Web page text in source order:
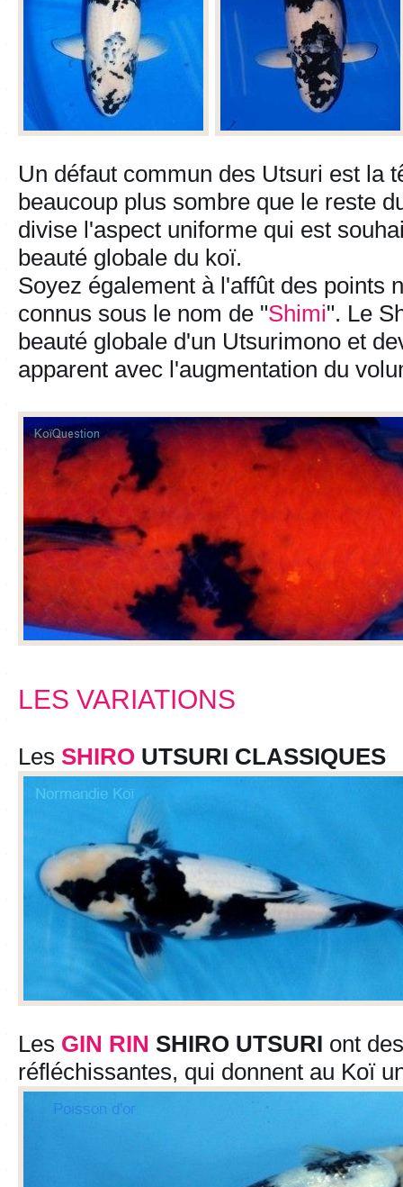
Un défaut commun des Utsuri est la
beaucoup plus sombre que le reste
divise l'aspect uniforme qui est
beauté globale du koï.
Soyez également à l'affût des points
connus sous le nom de "Shimi". Le
beauté globale d'un Utsurimono et
apparent avec l'augmentation du
LES VARIATIONS
Les SHIRO UTSURI CLASSIQUES
Les GIN RIN SHIRO UTSURI ont
réfléchissantes, qui donnent au Koï